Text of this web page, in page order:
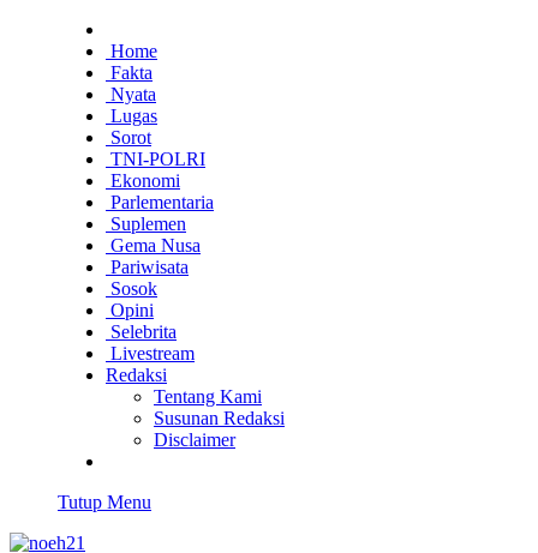
Home
Fakta
Nyata
Lugas
Sorot
TNI-POLRI
Ekonomi
Parlementaria
Suplemen
Gema Nusa
Pariwisata
Sosok
Opini
Selebrita
Livestream
Redaksi
Tentang Kami
Susunan Redaksi
Disclaimer
Tutup Menu